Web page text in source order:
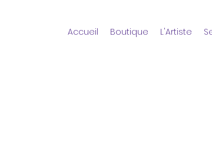
Accueil Boutique L'Artiste